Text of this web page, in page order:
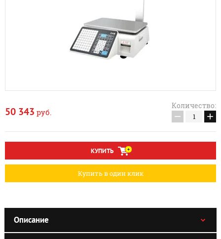
50 343 руб.
Количество:
− +
КУПИТЬ
Купить в один клик
Описание